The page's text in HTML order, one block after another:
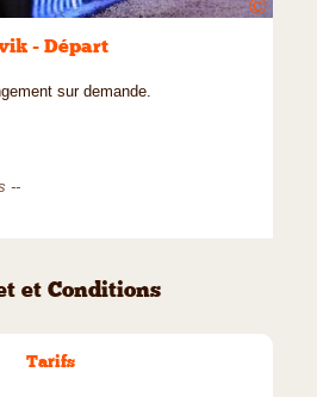
©
- Départ
sur demande.
--
et Conditions
Tarifs